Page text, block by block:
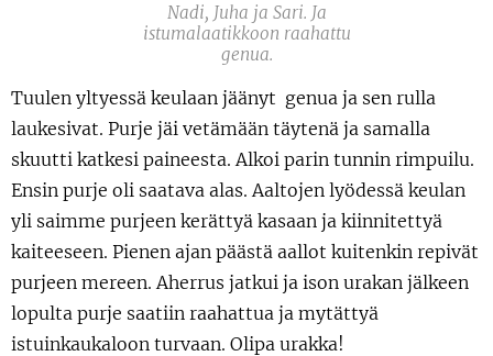
Nadi, Juha ja Sari. Ja
istumalaatikkoon raahattu
genua.
Tuulen yltyessä keulaan jäänyt genua ja sen rulla
laukesivat. Purje jäi vetämään täytenä ja samalla
skuutti katkesi paineesta. Alkoi parin tunnin rimpuilu.
Ensin purje oli saatava alas. Aaltojen lyödessä keulan
yli saimme purjeen kerättyä kasaan ja kiinnitettyä
kaiteeseen. Pienen ajan päästä aallot kuitenkin repivät
purjeen mereen. Aherrus jatkui ja ison urakan jälkeen
lopulta purje saatiin raahattua ja mytättyä
istuinkaukaloon turvaan. Olipa urakka!